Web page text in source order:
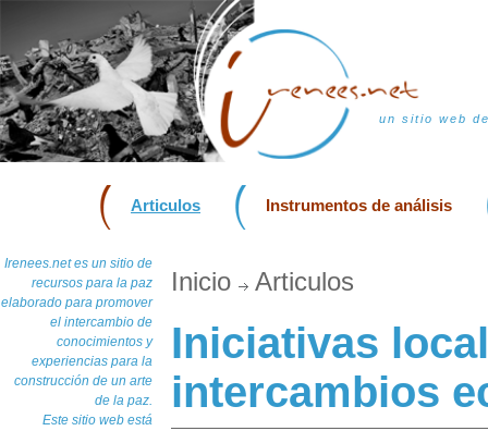
un sitio web
Articulos Instrumentos de análisis
Irenees.net es un sitio de
recursos para la paz
elaborado para promover
el intercambio de
conocimientos y
experiencias para la
construcción de un arte
de la paz.
Este sitio web está
Inicio Articulos
Iniciativas
intercambios